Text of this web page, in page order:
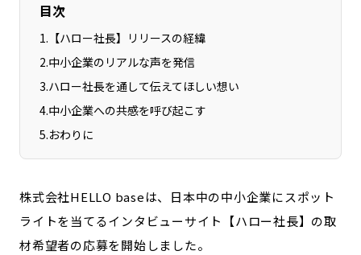
河内エリア
奈良エリア
和歌山エリア
鳥取エリア
島根エリア
岡山エリア
広島エリア
山口エリア
徳島エリア
香川エリア
高知エリア
福岡エリア
佐賀エリア
長崎エリア
熊本エリア
大分エリア
宮崎エリア
鹿児島エリア
目次
1. 【ハロー社長】リリースの経緯
2.中小企業のリアルな声を発信
3.ハロー社長を通して伝えてほしい想い
4.中小企業への共感を呼び起こす
5.おわりに
株式会社HELLO baseは、日本中の中小企業にスポット
ライトを当てるインタビューサイト【ハロー社長】の取
材希望者の応募を開始しました。